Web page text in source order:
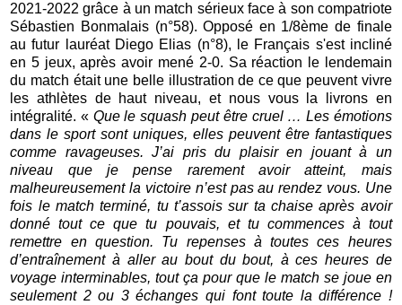
2021-2022 grâce à un match sérieux face à son compatriote
Sébastien Bonmalais (n°58). Opposé en 1/8ème de finale
au futur lauréat Diego Elias (n°8), le Français s'est incliné
en 5 jeux, après avoir mené 2-0. Sa réaction le lendemain
du match était une belle illustration de ce que peuvent vivre
les athlètes de haut niveau, et nous vous la livrons en
intégralité. « Que le squash peut être cruel … Les émotions
dans le sport sont uniques, elles peuvent être fantastiques
comme ravageuses. J’ai pris du plaisir en jouant à un
niveau que je pense rarement avoir atteint, mais
malheureusement la victoire n’est pas au rendez vous. Une
fois le match terminé, tu t’assois sur ta chaise après avoir
donné tout ce que tu pouvais, et tu commences à tout
remettre en question. Tu repenses à toutes ces heures
d’entraînement à aller au bout du bout, à ces heures de
voyage interminables, tout ça pour que le match se joue en
seulement 2 ou 3 échanges qui font toute la différence !